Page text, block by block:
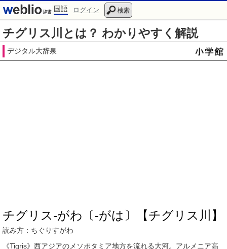
国語 ログイン 検索
チグリス川とは？ わかりやすく解説
デジタル大辞泉
チグリス‐がわ〔‐がは〕【チグリス川】
読み方：ちぐりすがわ
《Tigris》 西アジアの メソポタミア地方を流れる大河。 アルメニア高